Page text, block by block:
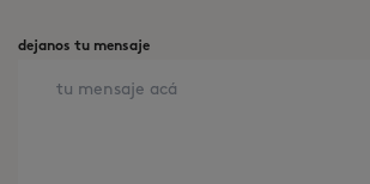
dejanos tu mensaje